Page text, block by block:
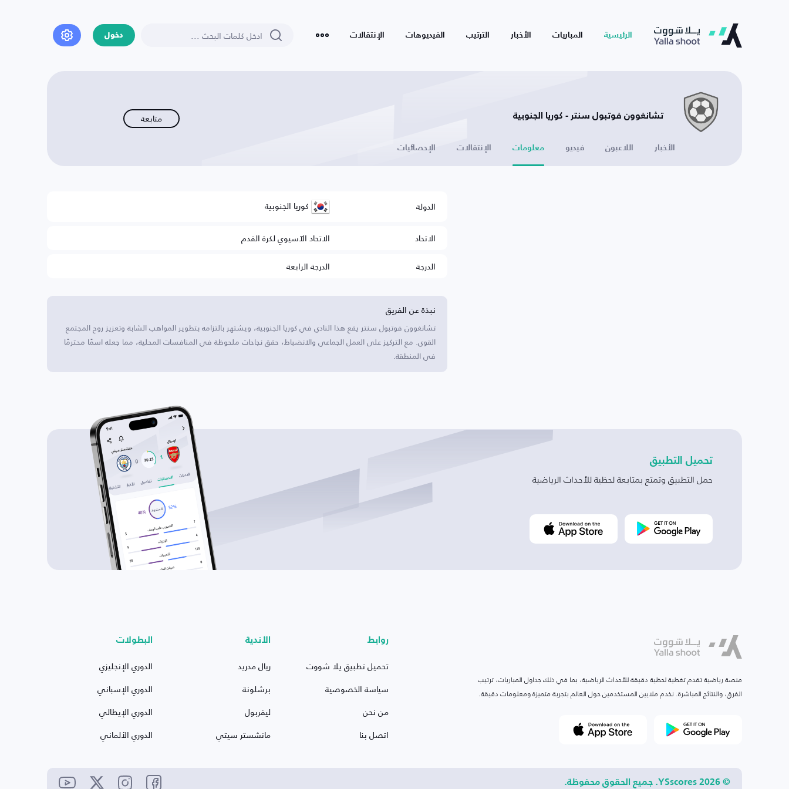
الرئيسية المباريات الأخبار الترتيب الفيديوهات الإنتقالات دخول
تشانغوون فوتبول سنتر - كوريا الجنوبية متابعة
الأخبار اللاعبون فيديو معلومات الإنتقالات الإحصائيات
الدولة كوريا الجنوبية
الاتحاد
الاتحاد الآسيوي لكرة القدم
الدرجة
الدرجة الرابعة
نبذة عن الفريق
تشانغوون فوتبول سنتر يقع هذا النادي في كوريا الجنوبية، ويشتهر بالتزامه بتطوير المواهب الشابة وتعزيز روح المجتمع
القوي. مع التركيز على العمل الجماعي والانضباط، حقق نجاحات ملحوظة في المنافسات المحلية، مما جعله اسمًا محترمًا
في المنطقة.
تحميل التطبيق
حمل التطبيق وتمتع بمتابعة لحظية للأحداث الرياضية
منصة رياضية تقدم تغطية لحظية دقيقة للأحداث الرياضية، بما في ذلك جداول المباريات، ترتيب
الفرق، والنتائج المباشرة. نخدم ملايين المستخدمين حول العالم بتجربة متميزة ومعلومات دقيقة.
روابط
تحميل تطبيق يلا شووت
سياسة الخصوصية
من نحن
اتصل بنا
الأندية
ريال مدريد
برشلونة
ليفربول
مانشستر سيتي
البطولات
الدوري الإنجليزي
الدوري الإسباني
الدوري الإيطالي
الدوري الألماني
© 2026 YSscores. جميع الحقوق محفوظة.